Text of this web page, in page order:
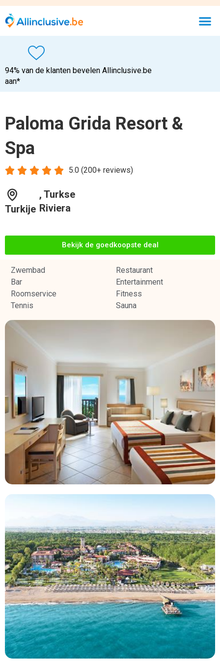
94% van de klanten bevelen Allinclusive.be
aan*
Paloma Grida Resort &
Spa
5.0 (200+ reviews)
    
Turkije
, Turkse
Riviera
Bekijk de goedkoopste deal
Zwembad
Restaurant
Bar
Entertainment
Roomservice
Fitness
Tennis
Sauna